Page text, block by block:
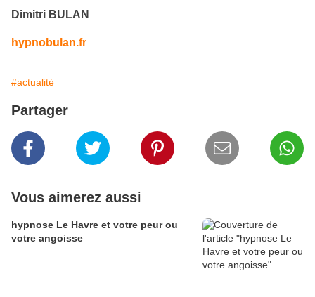
Dimitri BULAN
hypnobulan.fr
#actualité
Partager
Vous aimerez aussi
hypnose Le Havre et votre peur ou
votre angoisse